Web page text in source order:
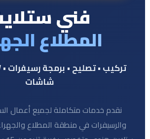
فني
المطلاع
شاشات
نقدم خدمات متكاملة لجميع أعمال
والرسيفرات في منطقة المطلاع